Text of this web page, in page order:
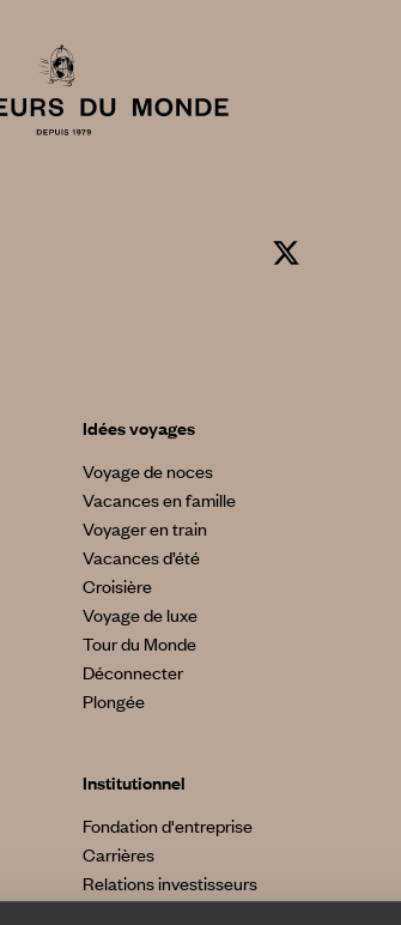
Idées voyages
Voyage de noces
Vacances en famille
Voyager en train
Vacances d’été
Croisière
Voyage de luxe
Tour du Monde
Déconnecter
Plongée
Institutionnel
Fondation d'entreprise
Carrières
Relations investisseurs